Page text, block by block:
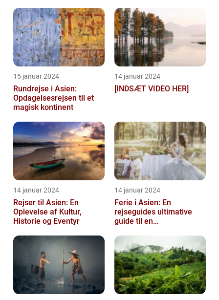
15 januar 2024
Rundrejse i Asien:
Opdagelsesrejsen til et
magisk kontinent
14 januar 2024
[INDSÆT VIDEO HER]
14 januar 2024
Rejser til Asien: En
Oplevelse af Kultur,
Historie og Eventyr
14 januar 2024
Ferie i Asien: En
rejseguides ultimative
guide til en
rejseoplevelse